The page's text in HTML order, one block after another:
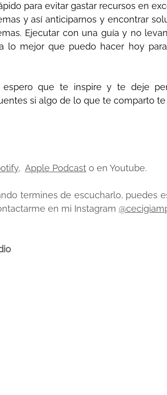
para evitar gastar recursos en
y así anticiparnos y encontrar
Ejecutar con una guía y no
lo mejor que puedo hacer hoy
que te inspire y te deje
si algo de lo que te comparto te
, Apple Podcast o en Youtube.
termines de escucharlo, puedes
en mi Instagram